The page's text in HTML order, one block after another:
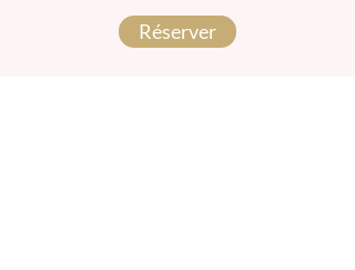
Réserver